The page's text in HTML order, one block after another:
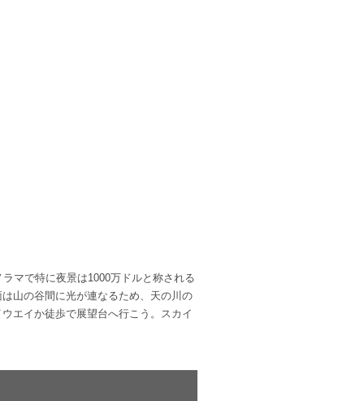
マで特に夜景は1000万ドルと称される
山の谷間に光が連なるため、天の川の
エイか徒歩で展望台へ行こう。スカイ